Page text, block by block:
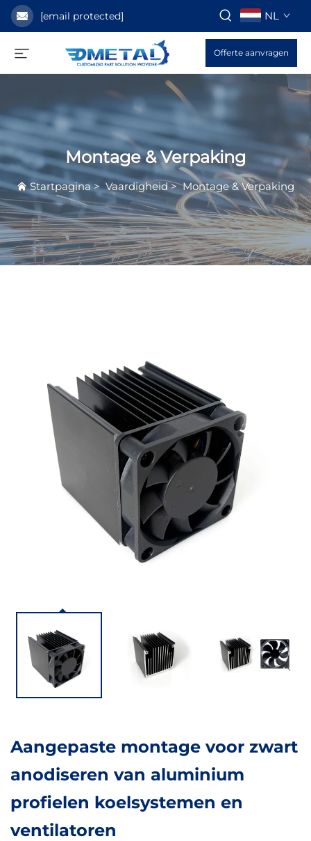
[email protected] NL
Offerte aanvragen
Montage & Verpaking
Startpagina>Vaardigheid>Montage & Verpaking
Aangepaste montage voor zwart
anodiseren van aluminium
profielen koelsystemen en
ventilatoren